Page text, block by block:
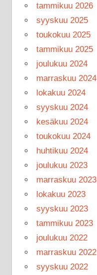
tammikuu 2026
syyskuu 2025
toukokuu 2025
tammikuu 2025
joulukuu 2024
marraskuu 2024
lokakuu 2024
syyskuu 2024
kesäkuu 2024
toukokuu 2024
huhtikuu 2024
joulukuu 2023
marraskuu 2023
lokakuu 2023
syyskuu 2023
tammikuu 2023
joulukuu 2022
marraskuu 2022
syyskuu 2022